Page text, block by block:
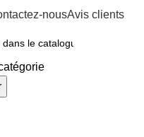
nousAvis clients